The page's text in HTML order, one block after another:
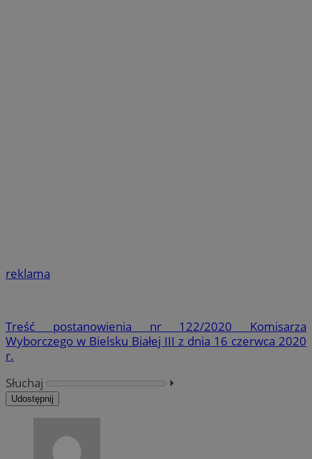
reklama
Treść postanowienia nr 122/2020 Komisarza
Wyborczego w Bielsku Białej III z dnia 16 czerwca 2020
r.
Słuchaj
⏵︎
Udostępnij